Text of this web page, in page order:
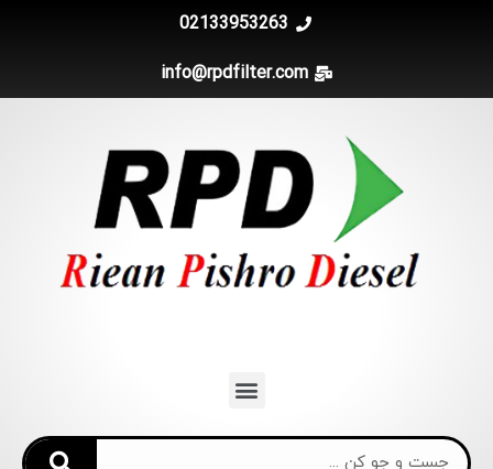
02133953263
info@rpdfilter.com